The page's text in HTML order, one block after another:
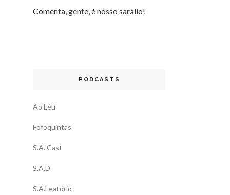
Comenta, gente, é nosso sarálio!
PODCASTS
Ao Léu
Fofoquintas
S.A. Cast
S.A.D
S.A.Leatório